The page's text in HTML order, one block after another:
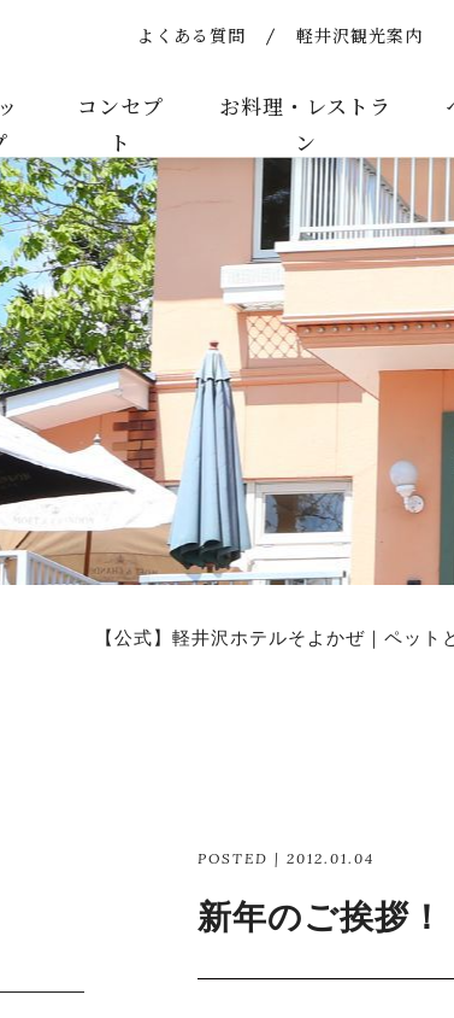
案内 | 【公式】軽井沢ホテルそよかぜ｜ペット
よくある質問 軽井沢観光案内
コンセプ
ト
お料理・レストラ
ン
【公式】軽井沢ホテルそよかぜ｜ペット
POSTED | 2012.01.04
新年のご挨拶！